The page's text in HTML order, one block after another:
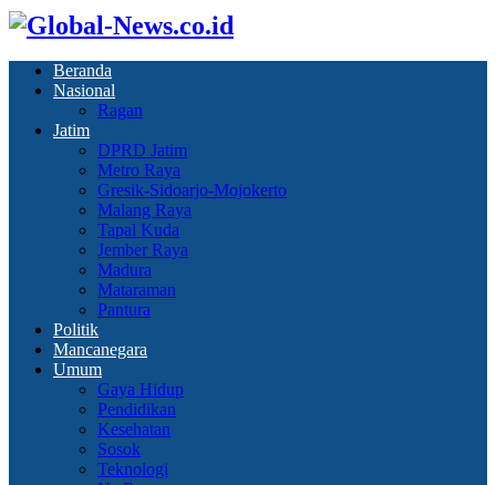
Beranda
Nasional
Ragan
Jatim
DPRD Jatim
Metro Raya
Gresik-Sidoarjo-Mojokerto
Malang Raya
Tapal Kuda
Jember Raya
Madura
Mataraman
Pantura
Politik
Mancanegara
Umum
Gaya Hidup
Pendidikan
Kesehatan
Sosok
Teknologi